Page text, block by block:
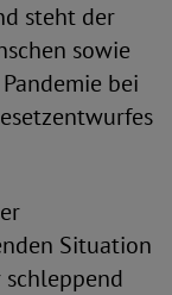
steht der
sowie
bei
Situation